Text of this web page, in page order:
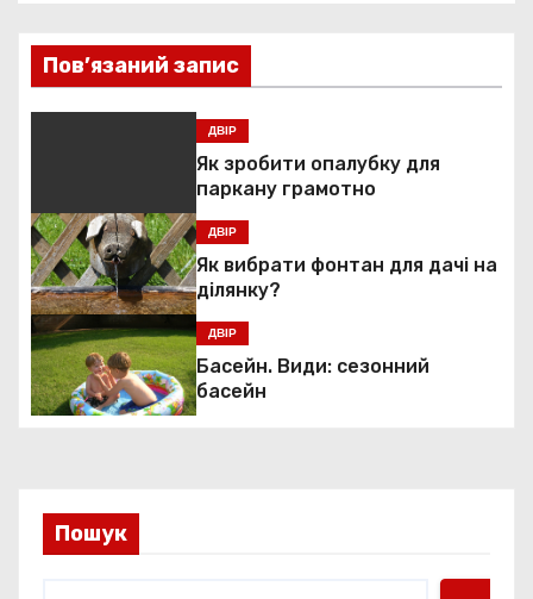
в
і
ц
і
я
з
и
Пов’язаний запис
ДВІР
Як зробити опалубку для
паркану грамотно
ДВІР
Як вибрати фонтан для дачі на
ділянку?
ДВІР
Басейн. Види: сезонний
басейн
Пошук